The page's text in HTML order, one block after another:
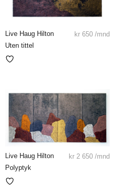
Live Haug Hilton
Uten tittel
kr 650 /mnd
Live Haug Hilton
Polyptyk
kr 2 650 /mnd